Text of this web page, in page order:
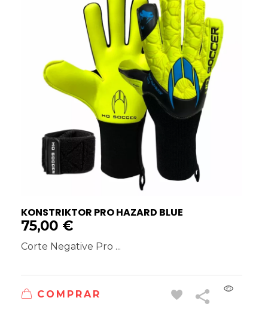
KONSTRIKTOR PRO HAZARD BLUE
75,00 €
Corte Negative Pro ...
COMPRAR